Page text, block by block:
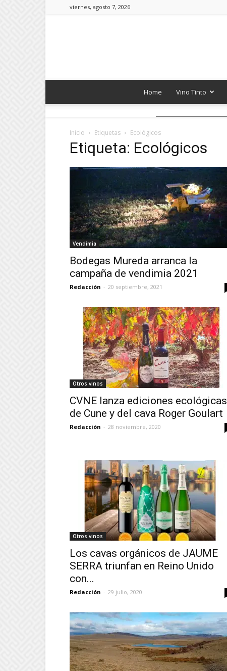
viernes, agosto 7, 2026
Home Vino Tinto
Inicio Etiquetas Ecológicos
Etiqueta: Ecológicos
Vendimia
Bodegas Mureda arranca la
campaña de vendimia 2021
Redacción - 20 septiembre, 2021
Otros vinos
CVNE lanza ediciones ecológicas
de Cune y del cava Roger Goulart
Redacción - 28 noviembre, 2020
Otros vinos
Los cavas orgánicos de JAUME
SERRA triunfan en Reino Unido
con...
Redacción - 29 julio, 2020